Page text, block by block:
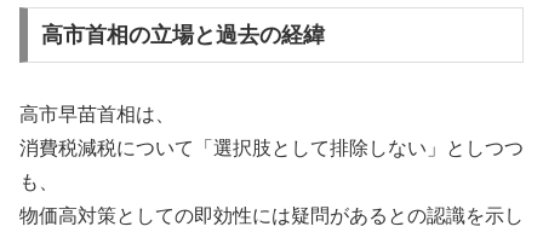
高市首相の立場と過去の経緯
高市早苗首相は、
消費税減税について「選択肢として排除しない」としつつ
も、
物価高対策としての即効性には疑問があるとの認識を示し